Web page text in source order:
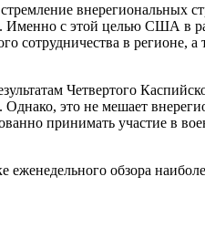
внерегиональных
Именно с этой целью США в
сотрудничества в регионе, а
Четвертого
это не мешает
принимать участие в
еженедельного обзора